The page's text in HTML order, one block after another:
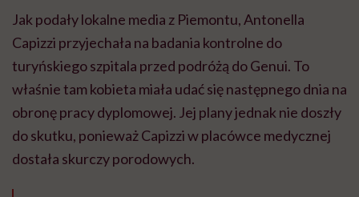
Jak podały lokalne media z Piemontu, Antonella
Capizzi przyjechała na badania kontrolne do
turyńskiego szpitala przed podróżą do Genui. To
właśnie tam kobieta miała udać się następnego dnia na
obronę pracy dyplomowej. Jej plany jednak nie doszły
do skutku, ponieważ Capizzi w placówce medycznej
dostała skurczy porodowych.